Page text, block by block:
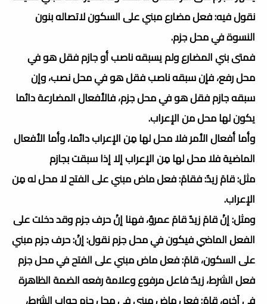
نقول فيه: فعل مضارع مبني على السكون لاتصاله بنون
النسوة في محل جزم.
فمتى بني المضارع ولم يسبقه ناصب أو جازم فقل هو في
محل رفع، فإن سبقه ناصب فقل هو في محل نصب، وإن
سبقه جازم فقل هو في محل جزم، فالأفعال المضارعة دائما
يكون لها محل من الإعراب.
وأما أفعال الأمر فلا محل لها مِن الإعراب دائما، وأما الأفعال
الماضية فلا محل لها مِن الإعراب إلا إذا سبقت بجازم
مثل: قامَ زيدٌ: فقامَ: فعل ماض مبني على الفتح لا محل له مِن
الإعراب.
ومثل: إنْ قامَ زيدٌ قامَ عمروٌ، فهنا إنْ حرف جزم وقد دخلت على
الفعل الماضي فيكون في محل جزم نقول: إنْ: حرف جزم مبني
على السكون، قامَ: فعل ماض مبني على الفتح في محل جزم
فعل الشرط، زيدٌ: فاعل مرفوع وعلامة رفعه الضمة الظاهرة